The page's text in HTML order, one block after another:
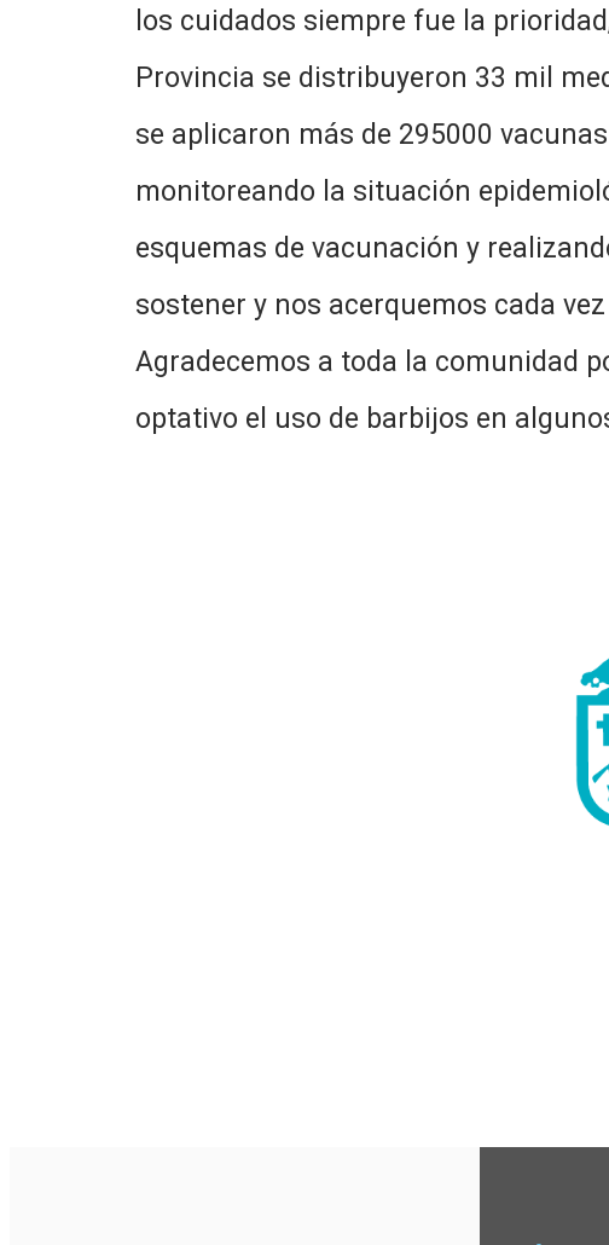
los cuidados siempre fue la
Provincia se distribuyeron 33 mil
se aplicaron más de 295000
monitoreando la situación
esquemas de vacunación y
sostener y nos acerquemos cada
Agradecemos a toda la comunidad
optativo el uso de barbijos en